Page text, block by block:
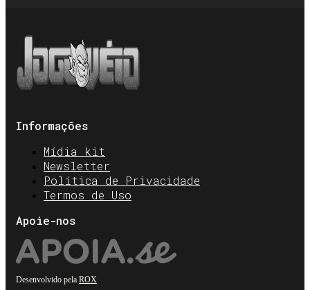
Informações
Mídia kit
Newsletter
Política de Privacidade
Termos de Uso
Apoie-nos
Desenvolvido pela ROX